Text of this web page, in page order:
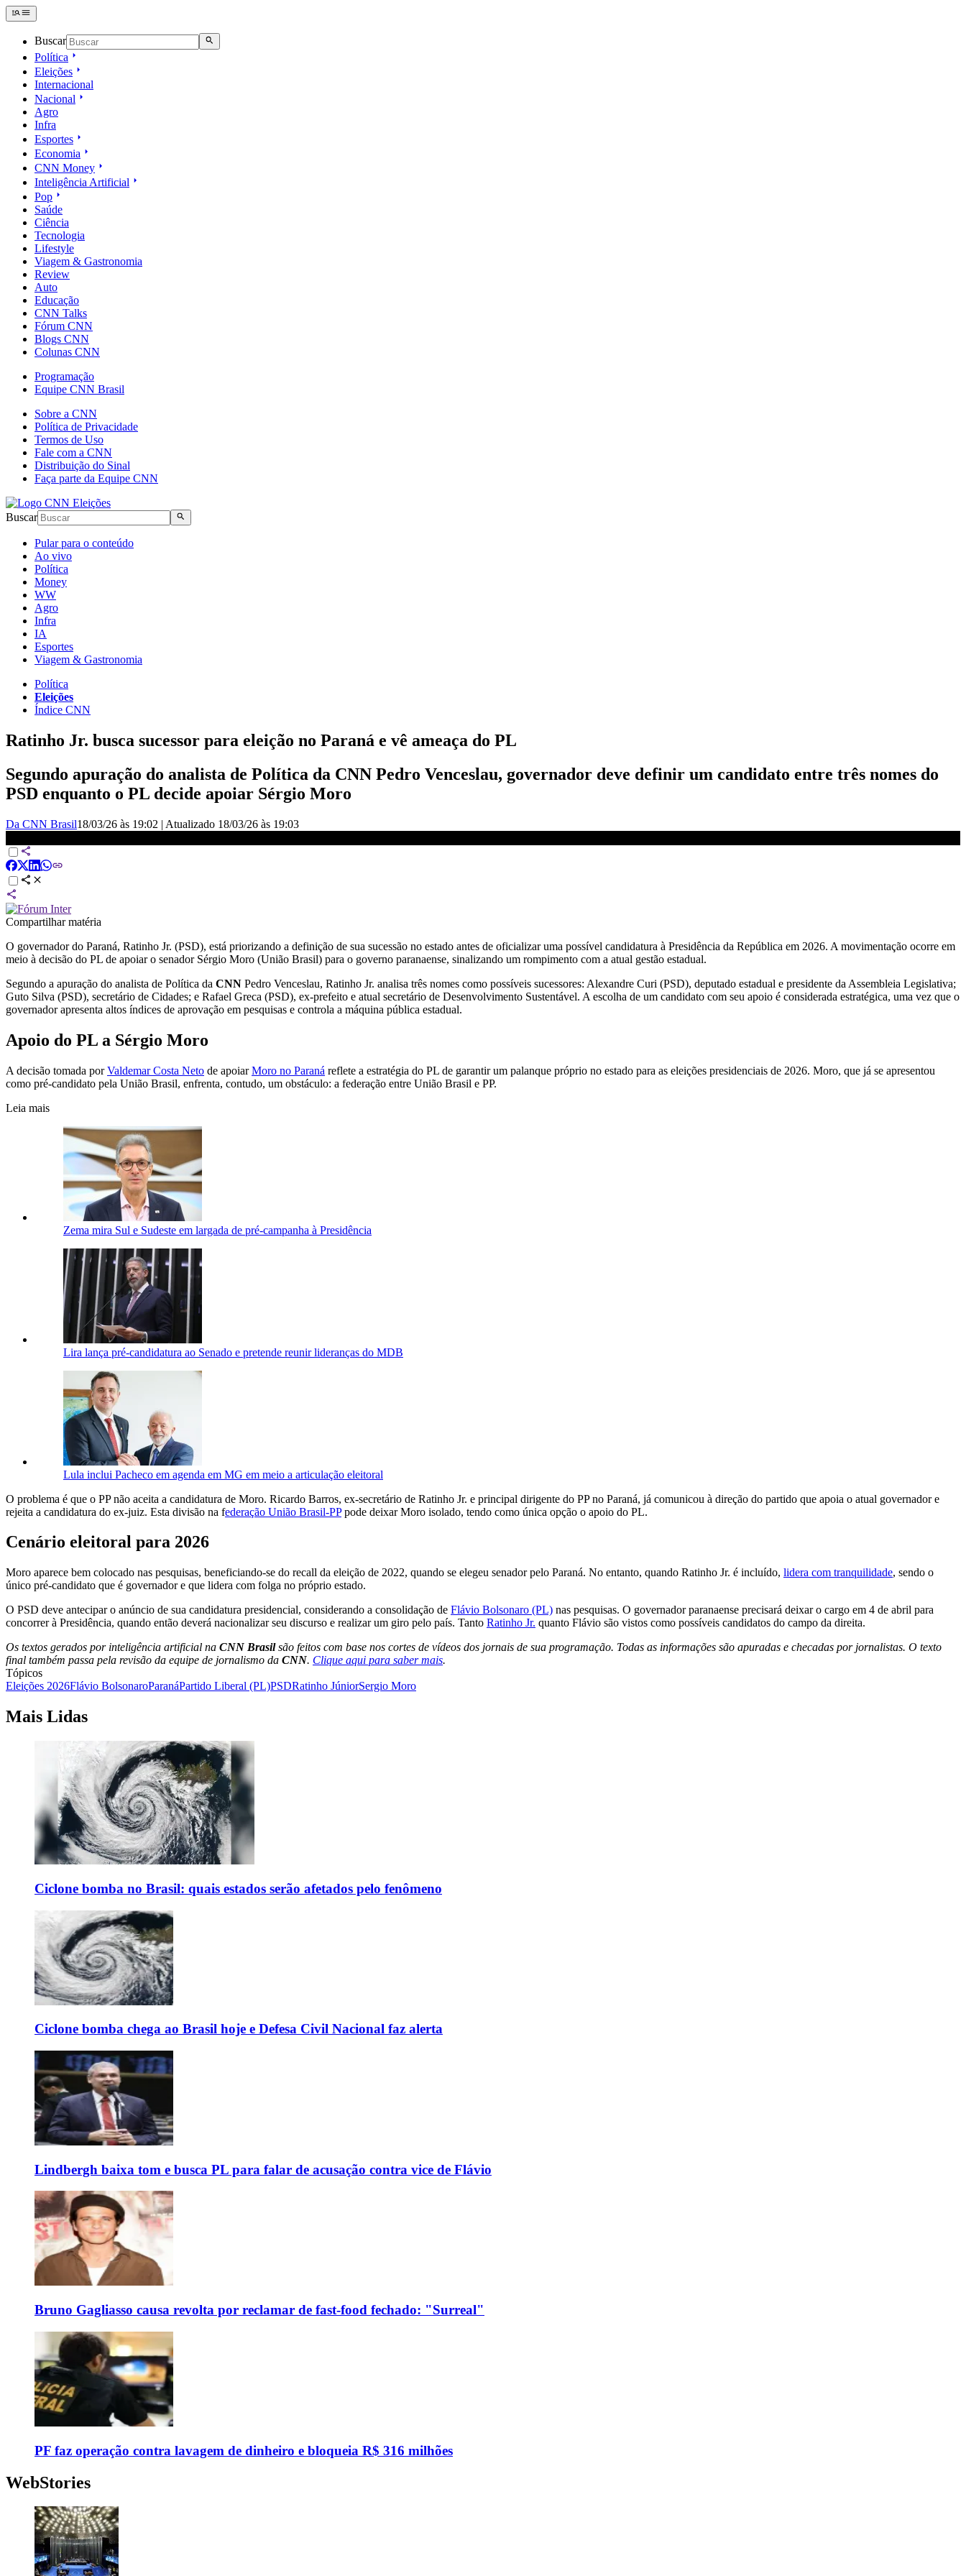
Buscar
Política
Eleições
Internacional
Nacional
Agro
Infra
Esportes
Economia
CNN Money
Inteligência Artificial
Pop
Saúde
Ciência
Tecnologia
Lifestyle
Viagem & Gastronomia
Review
Auto
Educação
CNN Talks
Fórum CNN
Blogs CNN
Colunas CNN
Programação
Equipe CNN Brasil
Sobre a CNN
Política de Privacidade
Termos de Uso
Fale com a CNN
Distribuição do Sinal
Faça parte da Equipe CNN
Buscar
Pular para o conteúdo
Ao vivo
Política
Money
WW
Agro
Infra
IA
Esportes
Viagem & Gastronomia
Política
Eleições
Índice CNN
Ratinho Jr. busca sucessor para eleição no Paraná e vê ameaça do PL
Segundo apuração do analista de Política da CNN Pedro Venceslau, governador deve definir um candidato entre três nomes do
PSD enquanto o PL decide apoiar Sérgio Moro
Da CNN Brasil18/03/26 às 19:02 | Atualizado 18/03/26 às 19:03
Compartilhar matéria
O governador do Paraná, Ratinho Jr. (PSD), está priorizando a definição de sua sucessão no estado antes de oficializar uma possível candidatura à Presidência da República em 2026. A movimentação ocorre em
meio à decisão do PL de apoiar o senador Sérgio Moro (União Brasil) para o governo paranaense, sinalizando um rompimento com a atual gestão estadual.
Segundo a apuração do analista de Política da CNN Pedro Venceslau, Ratinho Jr. analisa três nomes como possíveis sucessores: Alexandre Curi (PSD), deputado estadual e presidente da Assembleia Legislativa;
Guto Silva (PSD), secretário de Cidades; e Rafael Greca (PSD), ex-prefeito e atual secretário de Desenvolvimento Sustentável. A escolha de um candidato com seu apoio é considerada estratégica, uma vez que o
governador apresenta altos índices de aprovação em pesquisas e controla a máquina pública estadual.
Apoio do PL a Sérgio Moro
A decisão tomada porValdemar Costa Neto de apoiarMoro no Paraná reflete a estratégia do PL de garantir um palanque próprio no estado para as eleições presidenciais de 2026. Moro, que já se apresentou
como pré-candidato pela União Brasil, enfrenta, contudo, um obstáculo: a federação entre União Brasil e PP.
Leia mais
Zema mira Sul e Sudeste em largada de pré-campanha à Presidência
Lira lança pré-candidatura ao Senado e pretende reunir lideranças do MDB
Lula inclui Pacheco em agenda em MG em meio a articulação eleitoral
O problema é que o PP não aceita a candidatura de Moro. Ricardo Barros, ex-secretário de Ratinho Jr. e principal dirigente do PP no Paraná, já comunicou à direção do partido que apoia o atual governador e
rejeita a candidatura do ex-juiz. Esta divisão na federação União Brasil-PPpode deixar Moro isolado, tendo como única opção o apoio do PL.
Cenário eleitoral para 2026
Moro aparece bem colocado nas pesquisas, beneficiando-se do recall da eleição de 2022, quando se elegeu senador pelo Paraná. No entanto, quando Ratinho Jr. é incluído, lidera com tranquilidade, sendo o
único pré-candidato que é governador e que lidera com folga no próprio estado.
O PSD deve antecipar o anúncio de sua candidatura presidencial, considerando a consolidação de Flávio Bolsonaro (PL) nas pesquisas. O governador paranaense precisará deixar o cargo em 4 de abril para
concorrer à Presidência, quando então deverá nacionalizar seu discurso e realizar um giro pelo país. Tanto Ratinho Jr. quanto Flávio são vistos como possíveis candidatos do campo da direita.
Os textos gerados por inteligência artificial na CNN Brasilsão feitos com base nos cortes de vídeos dos jornais de sua programação. Todas as informações são apuradas e checadas por jornalistas. O texto
final também passa pela revisão da equipe de jornalismo da CNN. Clique aqui para saber mais.
Tópicos
Eleições 2026Flávio BolsonaroParanáPartido Liberal (PL)PSDRatinho JúniorSergio Moro
Mais Lidas
Ciclone bomba no Brasil: quais estados serão afetados pelo fenômeno
Ciclone bomba chega ao Brasil hoje e Defesa Civil Nacional faz alerta
Lindbergh baixa tom e busca PL para falar de acusação contra vice de Flávio
Bruno Gagliasso causa revolta por reclamar de fast-food fechado: "Surreal"
PF faz operação contra lavagem de dinheiro e bloqueia R$ 316 milhões
WebStories